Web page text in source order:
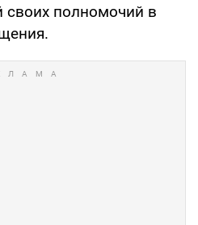
своих полномочий в